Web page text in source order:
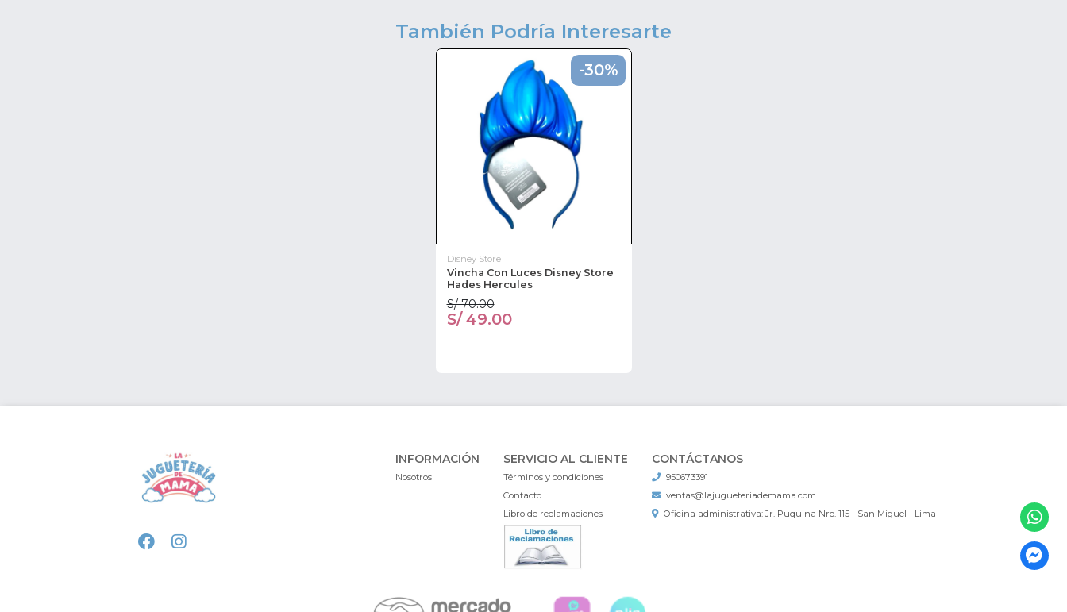
También Podría Interesarte
-30%
Disney Store
Vincha Con Luces Disney Store
Hades Hercules
S/ 70.00
S/ 49.00
INFORMACIÓN
Nosotros
SERVICIO AL CLIENTE
Términos y condiciones
Contacto
Libro de reclamaciones
CONTÁCTANOS
950673391
ventas@lajugueteriademama.com
Oficina administrativa: Jr. Puquina Nro. 115 - San Miguel - Lima